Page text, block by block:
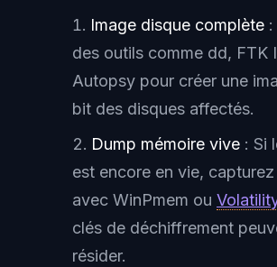
Image disque complète
des outils comme dd, FTK
Autopsy pour créer une
bit des disques affectés.
Dump mémoire vive : Si
est encore en vie,
avec WinPmem ou
clés de déchiffrement
résider.